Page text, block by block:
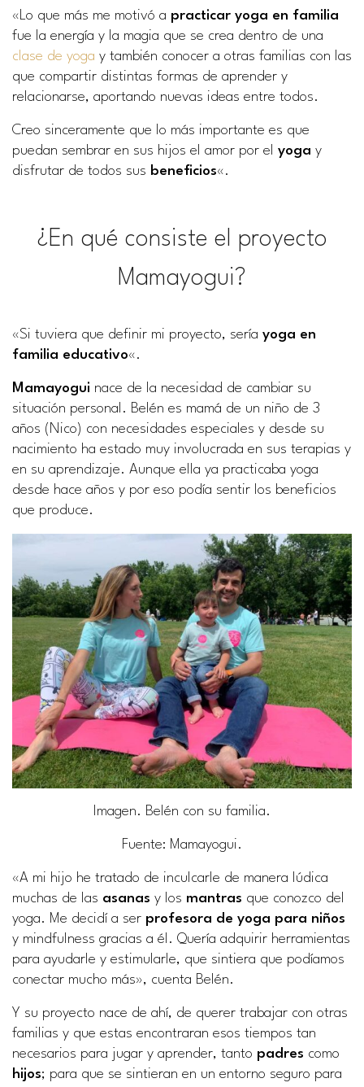
«Lo que más me motivó a practicar yoga en familia
fue la energía y la magia que se crea dentro de una
clase de yoga y también conocer a otras familias con las
que compartir distintas formas de aprender y
relacionarse, aportando nuevas ideas entre todos.
Creo sinceramente que lo más importante es que
puedan sembrar en sus hijos el amor por el yoga y
disfrutar de todos sus beneficios«.
¿En qué consiste el proyecto
Mamayogui?
«Si tuviera que definir mi proyecto, sería yoga en
familia educativo«.
Mamayogui nace de la necesidad de cambiar su
situación personal. Belén es mamá de un niño de 3
años (Nico) con necesidades especiales y desde su
nacimiento ha estado muy involucrada en sus terapias y
en su aprendizaje. Aunque ella ya practicaba yoga
desde hace años y por eso podía sentir los beneficios
que produce.
Imagen. Belén con su familia.
Fuente: Mamayogui.
«A mi hijo he tratado de inculcarle de manera lúdica
muchas de las asanas y los mantras que conozco del
yoga. Me decidí a ser profesora de yoga para niños
y mindfulness gracias a él. Quería adquirir herramientas
para ayudarle y estimularle, que sintiera que podíamos
conectar mucho más», cuenta Belén.
Y su proyecto nace de ahí, de querer trabajar con otras
familias y que estas encontraran esos tiempos tan
necesarios para jugar y aprender, tanto padres como
hijos; para que se sintieran en un entorno seguro para